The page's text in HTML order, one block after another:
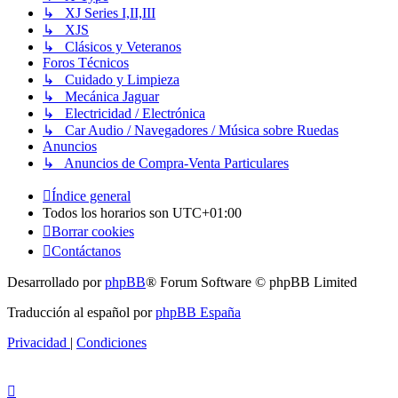
↳ XJ Series I,II,III
↳ XJS
↳ Clásicos y Veteranos
Foros Técnicos
↳ Cuidado y Limpieza
↳ Mecánica Jaguar
↳ Electricidad / Electrónica
↳ Car Audio / Navegadores / Música sobre Ruedas
Anuncios
↳ Anuncios de Compra-Venta Particulares
Índice general
Todos los horarios son UTC+01:00
Borrar cookies
Contáctanos
Desarrollado porphpBB® Forum Software © phpBB Limited
Traducción al español porphpBB España
Privacidad | Condiciones